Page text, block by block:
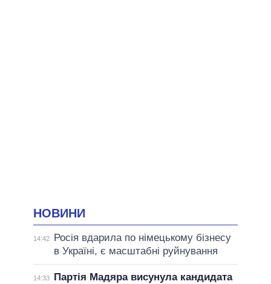
НОВИНИ
14:42
Росія вдарила по німецькому бізнесу
в Україні, є масштабні руйнування
14:33
Партія Мадяра висунула кандидата